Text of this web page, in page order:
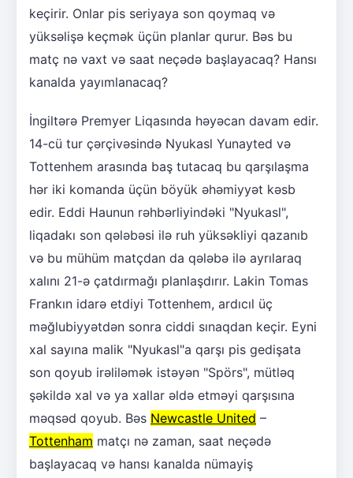
keçirir. Onlar pis seriyaya son qoymaq və
yüksəlişə keçmək üçün planlar qurur. Bəs bu
matç nə vaxt və saat neçədə başlayacaq? Hansı
kanalda yayımlanacaq?
İngiltərə Premyer Liqasında həyəcan davam edir.
14-cü tur çərçivəsində Nyukasl Yunayted və
Tottenhem arasında baş tutacaq bu qarşılaşma
hər iki komanda üçün böyük əhəmiyyət kəsb
edir. Eddi Haunun rəhbərliyindəki "Nyukasl",
liqadakı son qələbəsi ilə ruh yüksəkliyi qazanıb
və bu mühüm matçdan da qələbə ilə ayrılaraq
xalını 21-ə çatdırmağı planlaşdırır. Lakin Tomas
Frankın idarə etdiyi Tottenhem, ardıcıl üç
məğlubiyyətdən sonra ciddi sınaqdan keçir. Eyni
xal sayına malik "Nyukasl"a qarşı pis gedişata
son qoyub irəliləmək istəyən "Spörs", mütləq
şəkildə xal və ya xallar əldə etməyi qarşısına
məqsəd qoyub. Bəs Newcastle United –
Tottenham matçı nə zaman, saat neçədə
başlayacaq və hansı kanalda nümayiş